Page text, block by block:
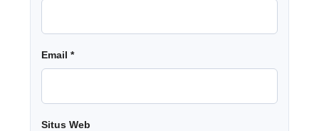
Email *
Situs Web